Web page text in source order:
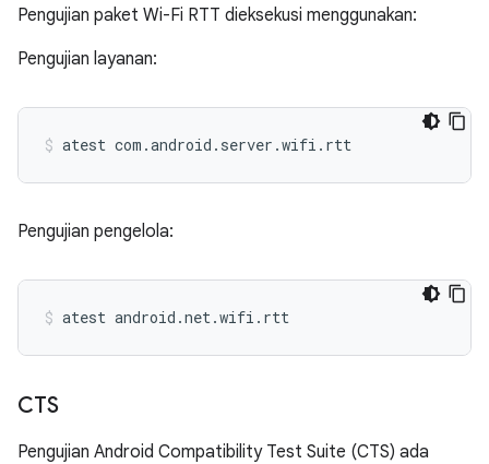
Pengujian paket Wi-Fi RTT dieksekusi menggunakan:
Pengujian layanan:
atest com.android.server.wifi.rtt
Pengujian pengelola:
atest android.net.wifi.rtt
CTS
Pengujian Android Compatibility Test Suite (CTS) ada